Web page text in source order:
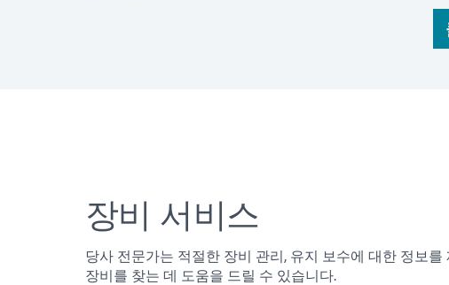
장비 서비스
당사 전문가는 적절한 장비 관리, 유지 보수에 대한 정보
장비를 찾는 데 도움을 드릴 수 있습니다.